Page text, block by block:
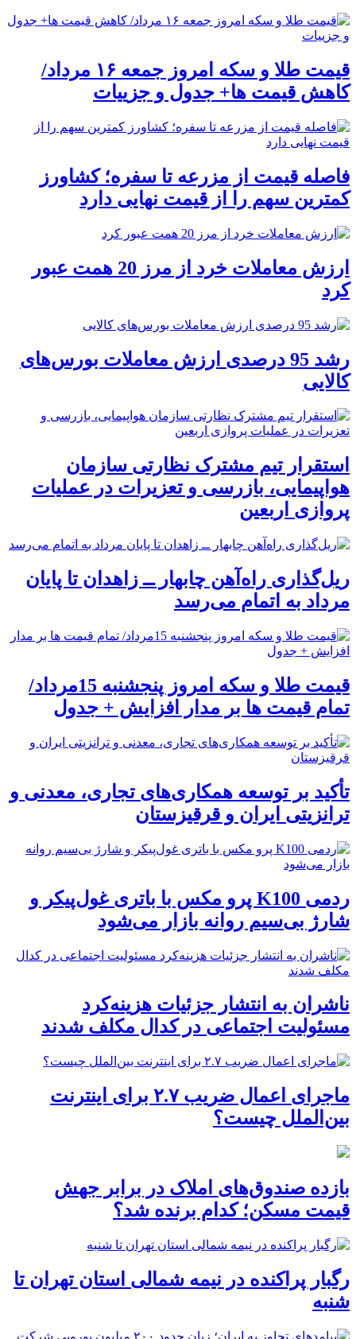
قیمت طلا و سکه امروز جمعه ۱۶ مرداد/
کاهش قیمت ها+ جدول و جزییات
فاصله قیمت از مزرعه تا سفره؛ کشاورز
کمترین سهم را از قیمت نهایی دارد
ارزش معاملات خرد از مرز 20 همت عبور
کرد
رشد 95 درصدی ارزش معاملات بورس‌های
کالایی
استقرار تیم مشترک نظارتی سازمان
هواپیمایی، بازرسی و تعزیرات در عملیات
پروازی اربعین
ریل‌گذاری راه‌آهن چابهار ــ زاهدان تا پایان
مرداد به اتمام می‌رسد
قیمت طلا و سکه امروز پنجشنبه 15مرداد/
تمام قیمت ها بر مدار افزایش + جدول
تأکید بر توسعه همکاری‌های تجاری، معدنی و
ترانزیتی ایران و قرقیزستان
ردمی K100 پرو مکس با باتری غول‌پیکر و
شارژ بی‌سیم روانه بازار می‌شود
ناشران به انتشار جزئیات هزینه‌کرد
مسئولیت اجتماعی در کدال مکلف شدند
ماجرای اعمال ضریب ۲.۷ برای اینترنت
بین‌الملل چیست؟
بازده صندوق‌های املاک در برابر جهش
قیمت مسکن؛ کدام برنده شد؟
رگبار پراکنده در نیمه شمالی استان تهران تا
شنبه